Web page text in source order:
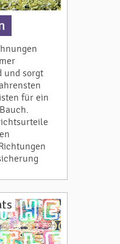
und sorgt
für ein